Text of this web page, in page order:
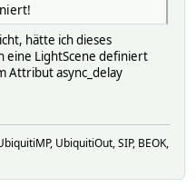
hätte ich dieses
eine LightScene definiert
Attribut async_delay
UbiquitiOut, SIP, BEOK,